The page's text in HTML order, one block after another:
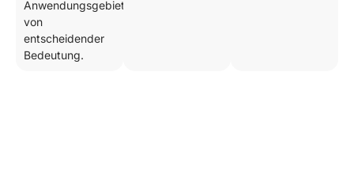
Anwendungsgebiete
von
entscheidender
Bedeutung.